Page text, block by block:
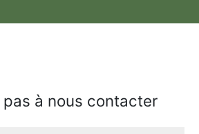
à nous contacter